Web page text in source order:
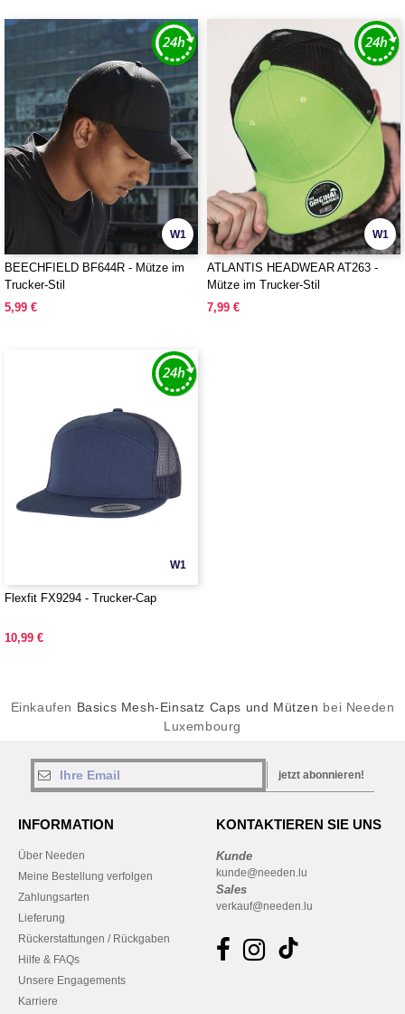
W1
BEECHFIELD BF644R - Mütze im
Trucker-Stil
5,99 €
W1
ATLANTIS HEADWEAR AT263 -
Mütze im Trucker-Stil
7,99 €
W1
Flexfit FX9294 - Trucker-Cap
10,99 €
Einkaufen Basics Mesh-Einsatz Caps und Mützen bei Needen
Luxembourg
jetzt abonnieren!
INFORMATION
Über Needen
Meine Bestellung verfolgen
Zahlungsarten
Lieferung
Rückerstattungen / Rückgaben
Hilfe & FAQs
Unsere Engagements
Karriere
KONTAKTIEREN SIE UNS
Kunde
kunde@needen.lu
Sales
verkauf@needen.lu